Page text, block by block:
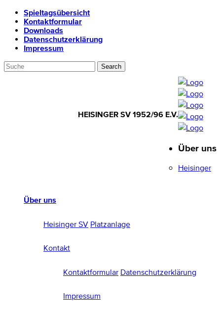
Spieltagsübersicht
Kontaktformular
Downloads
Datenschutzerklärung
Impressum
HEISINGER SV 1952/96 E.V.
1952/96 E.V.
Über uns
Heisinger SV Platzanlage
Kontakt
Kontaktformular Datenschutzerklärung
Impressum
Über uns
Heisinger